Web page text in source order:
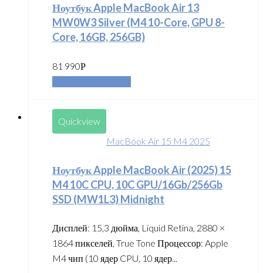
Ноутбук Apple MacBook Air 13
MW0W3 Silver (M4 10-Core, GPU 8-
Core, 16GB, 256GB)
81 990Р
Quickview
MacBook Air 15 M4 2025
Ноутбук Apple MacBook Air (2025) 15
M4 10C CPU, 10C GPU/16Gb/256Gb
SSD (MW1L3) Midnight
Дисплей: 15,3 дюйма, Liquid Retina, 2880 ×
1864 пикселей, True Tone Процессор: Apple
M4 чип (10 ядер CPU, 10 ядер...